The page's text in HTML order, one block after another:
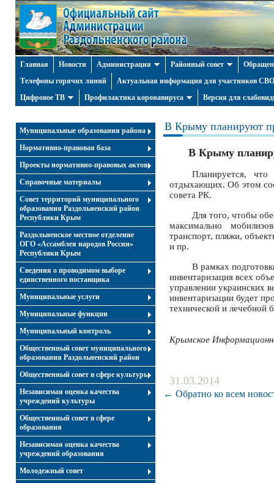
Главная Новости Администрация Районный совет
Телефоны горячих линий
Актуальная информация для участников СВО
Цифровое ТВ
Профилактика коронавируса Версия для
Муниципальные образования района
Нормативно-правовая база
Проекты нормативно-правовых актов
Справочные материалы
Совет территорий муниципального
образования Раздольненский район
Республики Крым
Раздольненское местное отделение
ОГО «Ассамблея народов России»
Республики Крым
Cведения о проводимом выборе
единственного поставщика
Муниципальные услуги
Муниципальные функции
Муниципальный контроль
Общественный совет муниципального
образования Раздольненский район
Общественный совет в сфере культуры
Независимая оценка качества
учреждений культуры
Общественный совет в сфере
образования
Независимая оценка качества
учреждений образования
Молодежный совет
В Крыму планируют
В Крыму
Планируется,
отдыхающих. Об этом
совета РК.
Для того, чтобы
максимально
транспорт, пляжи,
и пр.
В рамках
инвентаризация всех
управлении украинских
инвентаризации будет
технической и лечебной
Крымское
31.03.2014
← Обратно ко всем